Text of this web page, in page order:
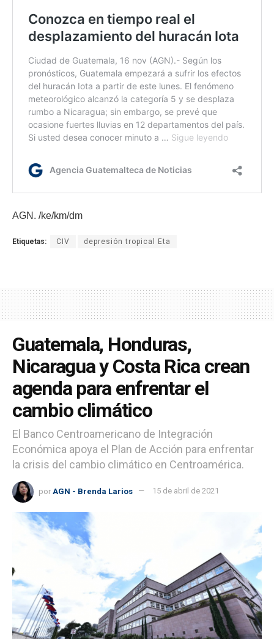
AGN. /ke/km/dm
Etiquetas: CIV depresión tropical Eta
Guatemala, Honduras,
Nicaragua y Costa Rica crean
agenda para enfrentar el
cambio climático
El Banco Centroamericano de Integración
Económica apoya el Plan de Acción para enfrentar
la crisis del cambio climático en Centroamérica.
por AGN - Brenda Larios 15 de abril de 2021